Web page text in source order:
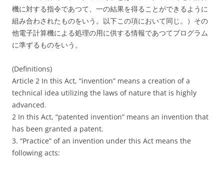
機に対する指令であつて、一の結果を得ることができるように
組み合わされたものをいう。以下この項において同じ。）その
他電子計算機による処理の用に供する情報であつてプログラム
に準ずるものをいう。
(Definitions)
Article 2 In this Act, “invention” means a creation of a
technical idea utilizing the laws of nature that is highly
advanced.
2 In this Act, “patented invention” means an invention that
has been granted a patent.
3. “Practice” of an invention under this Act means the
following acts: